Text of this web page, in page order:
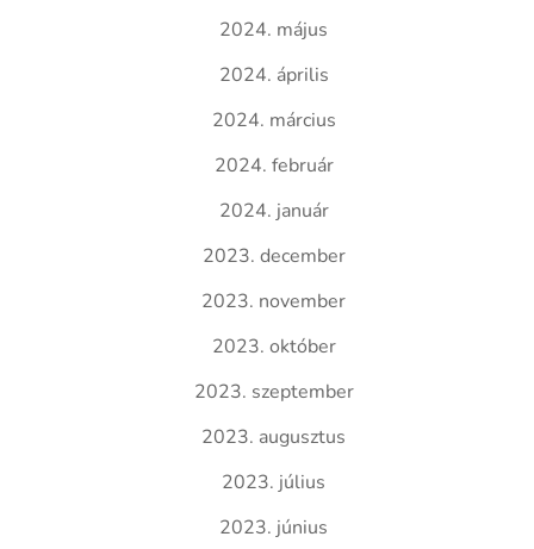
2024. május
2024. április
2024. március
2024. február
2024. január
2023. december
2023. november
2023. október
2023. szeptember
2023. augusztus
2023. július
2023. június